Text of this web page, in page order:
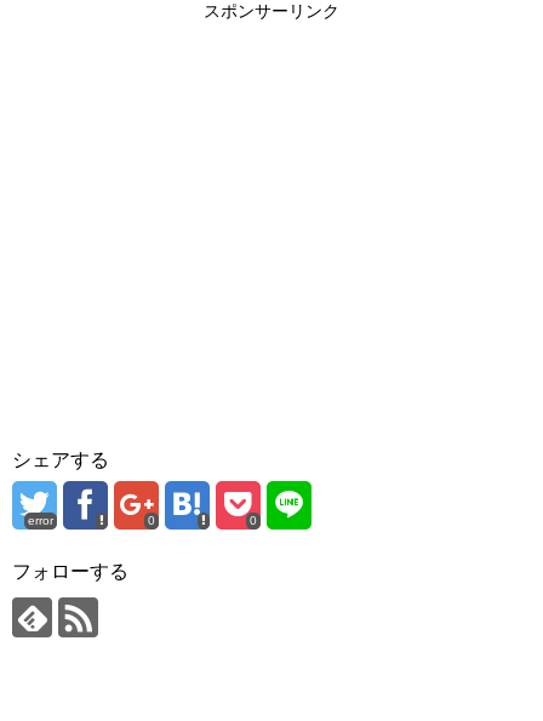
スポンサーリンク
シェアする
error 0 0
フォローする